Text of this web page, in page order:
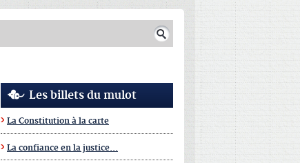
Les billets du mulot
La Constitution à la carte
La confiance en la justice...